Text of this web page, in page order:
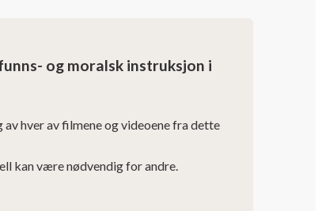
og moralsk instruksjon i
hver av filmene og videoene fra dette
kan være nødvendig for andre.